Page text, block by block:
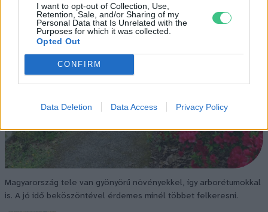
I want to opt-out of Collection, Use,
Retention, Sale, and/or Sharing of my
Personal Data that Is Unrelated with the
Purposes for which it was collected.
Opted Out
CONFIRM
Data Deletion Data Access Privacy Policy
Magyarország tele van gyönyörű növényekkel, így arborétumokkal
is. A jó idő beköszöntével érdemes minél többet felkeresni.